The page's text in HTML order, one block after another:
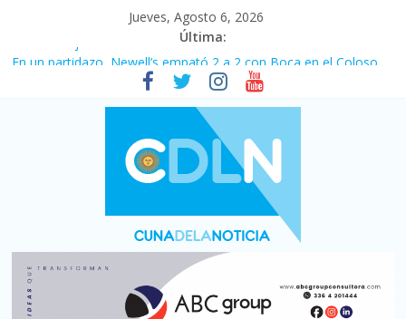
Jueves, Agosto 6, 2026
Última:
Pullaro mejora sus relaciones con el Gobierno nacional
En un partidazo, Newell’s empató 2 a 2 con Boca en el Coloso
Vacaciones de invierno con más movimiento y consumo
turístico: 4,6 millones de personas viajaron por el país, un 5,9%
Fuerte caída de la venta de autos usados en julio: bajó un 12,6%
Central venció 1 a 0 al River de Coudet en el Monumental